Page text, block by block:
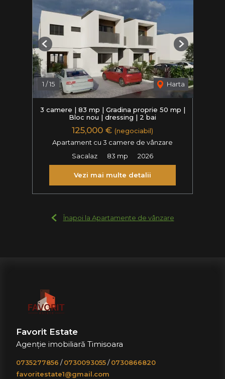
1 /15 Harta
Previous Next
3 camere | 83 mp | Gradina proprie 50 mp |
Bloc nou | dressing | 2 bai
125,000 € (negociabil)
Apartament cu 3 camere de vânzare
Sacalaz
83 mp 2026
Vezi mai multe detalii
Înapoi la Apartamente de vânzare
Favorit Estate
Agenție imobiliară Timisoara
0735277856 /0730093055/0730866820
favoritestate1@gmail.com